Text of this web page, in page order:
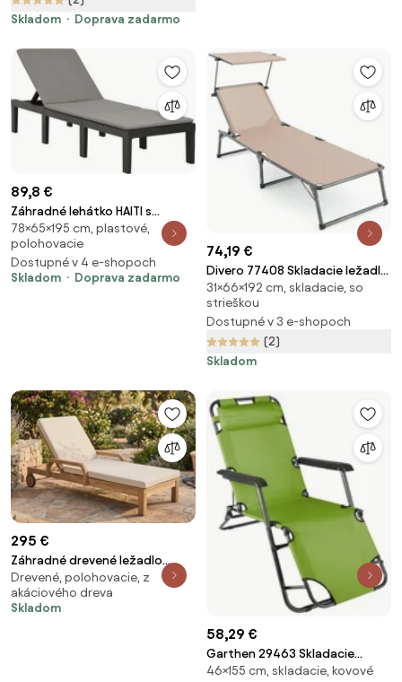
Skladom
Doprava zadarmo
89,8 €
Záhradné lehátko HAITI s
podložkou, 65x195x78cm,
antracitová I.P.A.E-Progarden
78×65×195 cm, plastové,
polohovacie
Dostupné v 4 e-shopoch
Skladom
Doprava zadarmo
74,19 €
Divero 77408 Skladacie ležadlo
so strieškou, XXL, béžové
31×66×192 cm, skladacie, so
strieškou
Dostupné v 3 e-shopoch
(2)
Skladom
295 €
Záhradné drevené ležadlo
RAVONA
Drevené, polohovacie, z
akáciového dreva
Skladom
58,29 €
Garthen 29463 Skladacie
záhradné lehátko - zelená
46×155 cm, skladacie, kovové